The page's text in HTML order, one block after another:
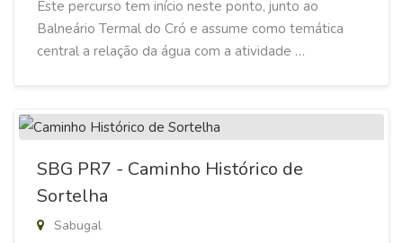
Este percurso tem início neste ponto, junto ao
Balneário Termal do Cró e assume como temática
central a relação da água com a atividade …
SBG PR7 - Caminho Histórico de
Sortelha
Sabugal